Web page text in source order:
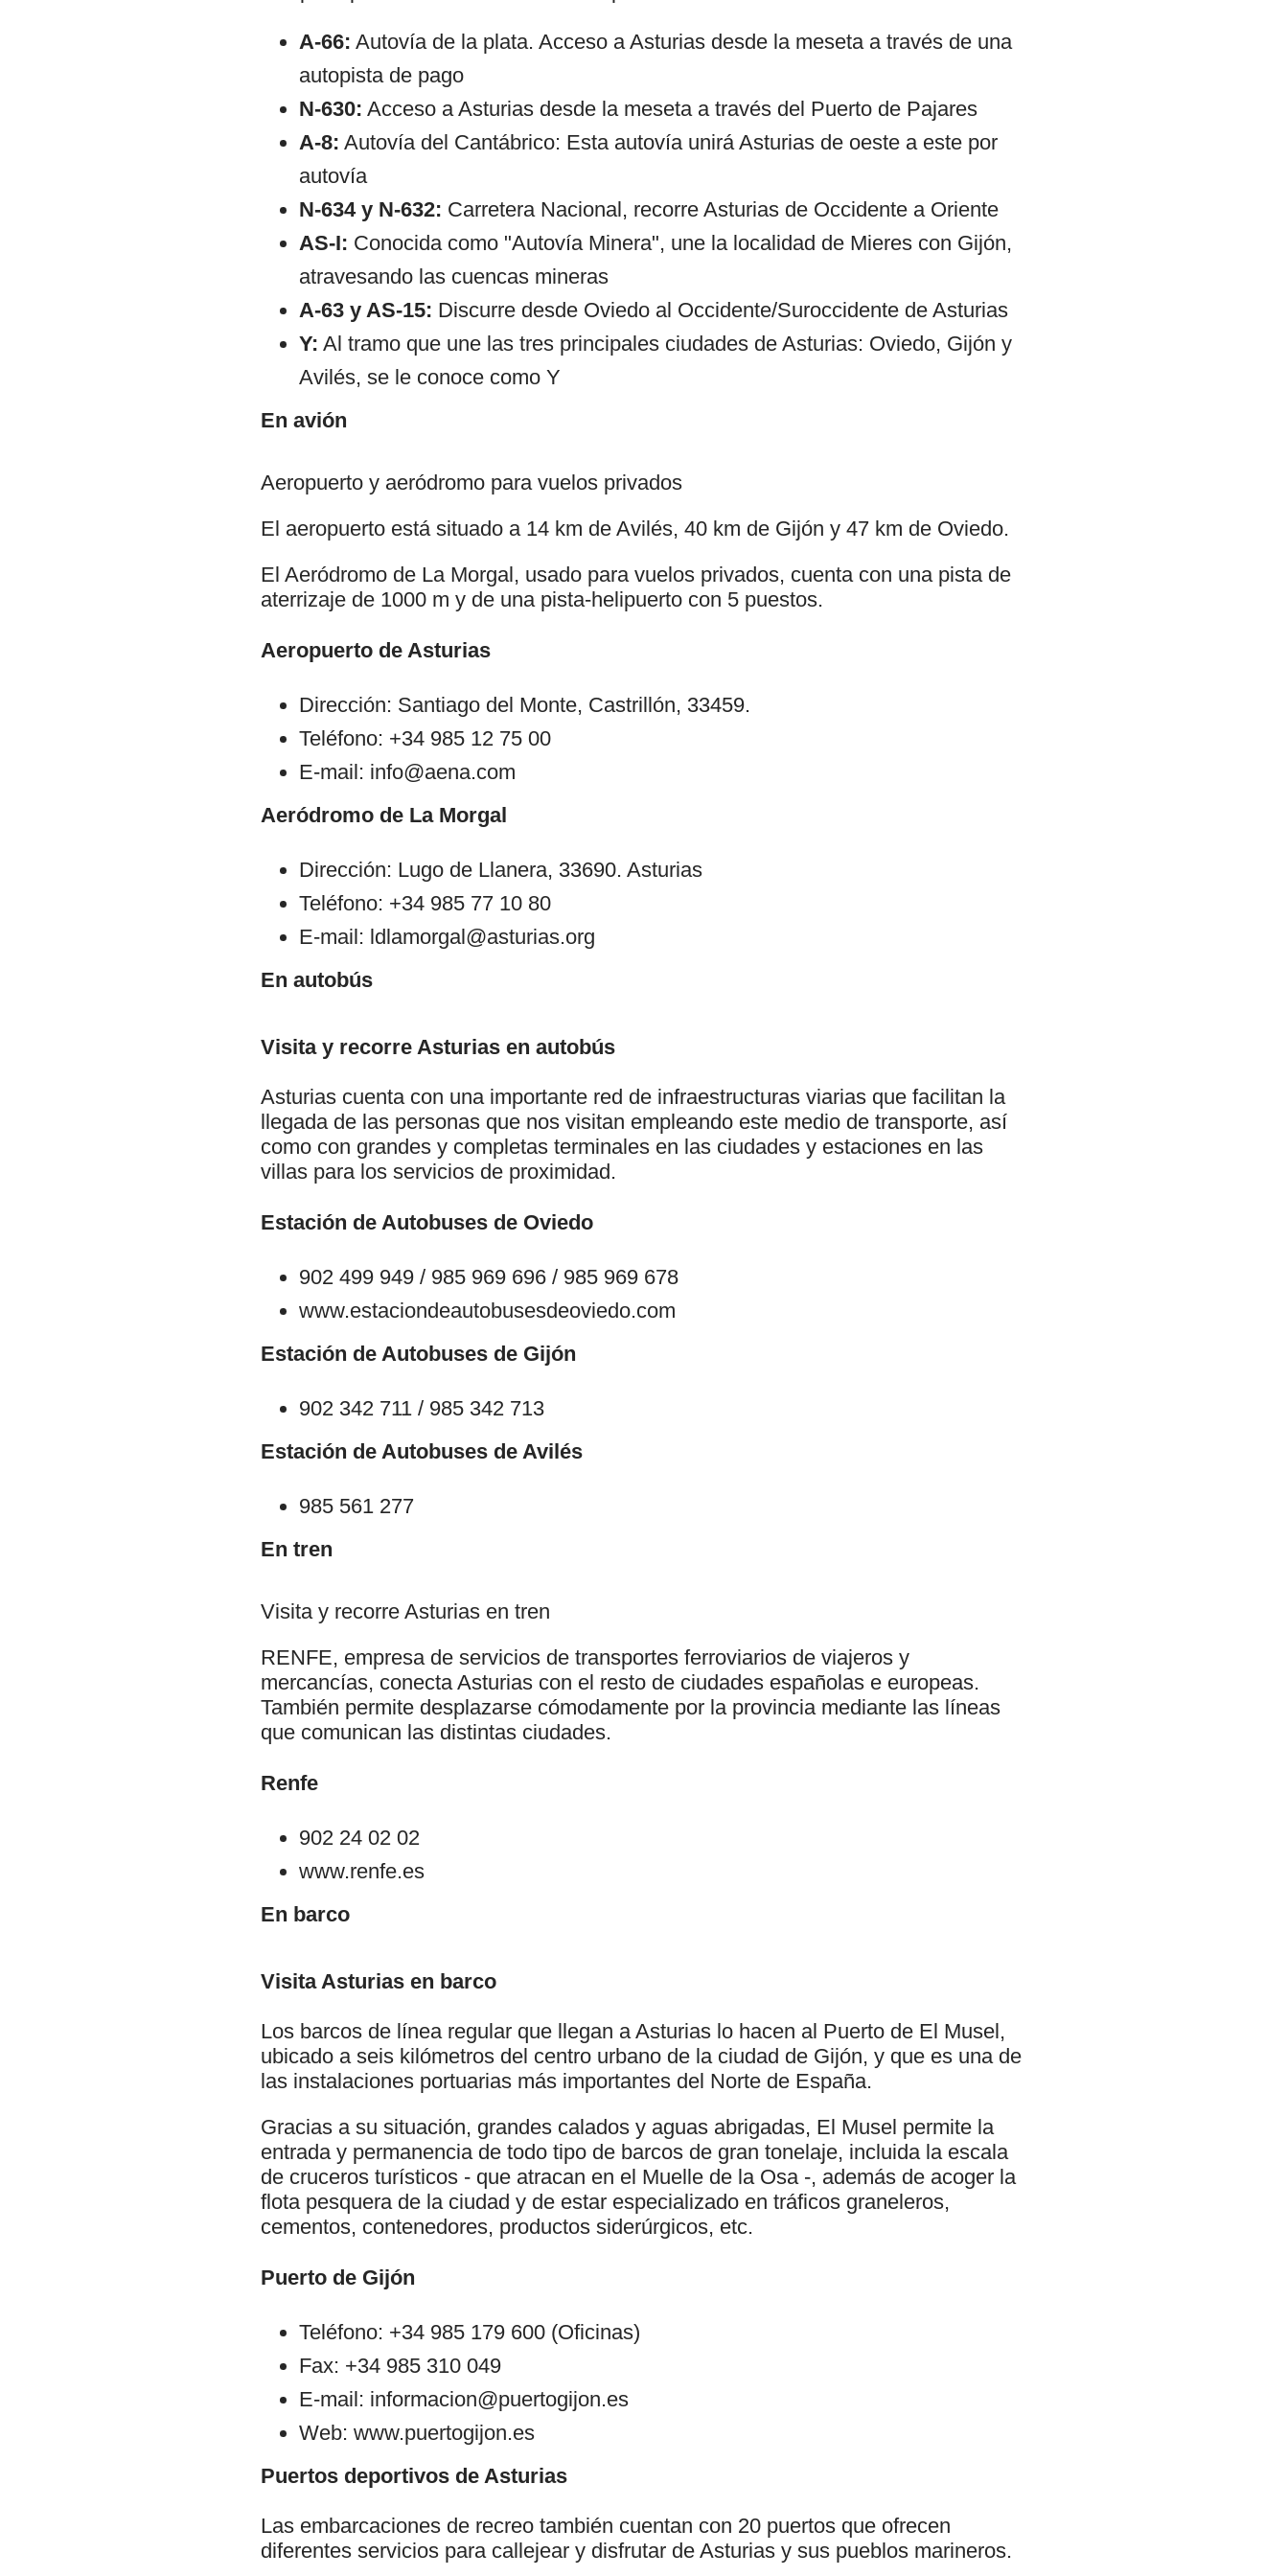
A-66: Autovía de la plata. Acceso a Asturias desde la meseta a través de una
autopista de pago
N-630: Acceso a Asturias desde la meseta a través del Puerto de Pajares
A-8: Autovía del Cantábrico: Esta autovía unirá Asturias de oeste a este por
autovía
N-634 y N-632: Carretera Nacional, recorre Asturias de Occidente a Oriente
AS-I: Conocida como "Autovía Minera", une la localidad de Mieres con Gijón,
atravesando las cuencas mineras
A-63 y AS-15: Discurre desde Oviedo al Occidente/Suroccidente de Asturias
Y: Al tramo que une las tres principales ciudades de Asturias: Oviedo, Gijón y
Avilés, se le conoce como Y
En avión
Aeropuerto y aeródromo para vuelos privados
El aeropuerto está situado a 14 km de Avilés, 40 km de Gijón y 47 km de Oviedo.
El Aeródromo de La Morgal, usado para vuelos privados, cuenta con una pista de
aterrizaje de 1000 m y de una pista-helipuerto con 5 puestos.
Aeropuerto de Asturias
Dirección: Santiago del Monte, Castrillón, 33459.
Teléfono: +34 985 12 75 00
E-mail: info@aena.com
Aeródromo de La Morgal
Dirección: Lugo de Llanera, 33690. Asturias
Teléfono: +34 985 77 10 80
E-mail: ldlamorgal@asturias.org
En autobús
Visita y recorre Asturias en autobús
Asturias cuenta con una importante red de infraestructuras viarias que facilitan la
llegada de las personas que nos visitan empleando este medio de transporte, así
como con grandes y completas terminales en las ciudades y estaciones en las
villas para los servicios de proximidad.
Estación de Autobuses de Oviedo
902 499 949 / 985 969 696 / 985 969 678
www.estaciondeautobusesdeoviedo.com
Estación de Autobuses de Gijón
902 342 711 / 985 342 713
Estación de Autobuses de Avilés
985 561 277
En tren
Visita y recorre Asturias en tren
RENFE, empresa de servicios de transportes ferroviarios de viajeros y
mercancías, conecta Asturias con el resto de ciudades españolas e europeas.
También permite desplazarse cómodamente por la provincia mediante las líneas
que comunican las distintas ciudades.
Renfe
902 24 02 02
www.renfe.es
En barco
Visita Asturias en barco
Los barcos de línea regular que llegan a Asturias lo hacen al Puerto de El Musel,
ubicado a seis kilómetros del centro urbano de la ciudad de Gijón, y que es una de
las instalaciones portuarias más importantes del Norte de España.
Gracias a su situación, grandes calados y aguas abrigadas, El Musel permite la
entrada y permanencia de todo tipo de barcos de gran tonelaje, incluida la escala
de cruceros turísticos - que atracan en el Muelle de la Osa -, además de acoger la
flota pesquera de la ciudad y de estar especializado en tráficos graneleros,
cementos, contenedores, productos siderúrgicos, etc.
Puerto de Gijón
Teléfono: +34 985 179 600 (Oficinas)
Fax: +34 985 310 049
E-mail: informacion@puertogijon.es
Web: www.puertogijon.es
Puertos deportivos de Asturias
Las embarcaciones de recreo también cuentan con 20 puertos que ofrecen
diferentes servicios para callejear y disfrutar de Asturias y sus pueblos marineros.